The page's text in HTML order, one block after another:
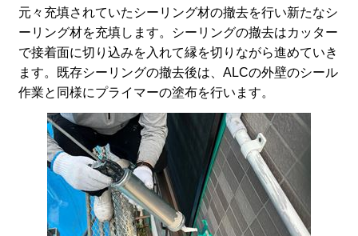
元々充填されていたシーリング材の撤去を行い新たなシ
ーリング材を充填します。シーリングの撤去はカッター
で接着面に切り込みを入れて縁を切りながら進めていき
ます。既存シーリングの撤去後は、ALCの外壁のシール
作業と同様にプライマーの塗布を行います。